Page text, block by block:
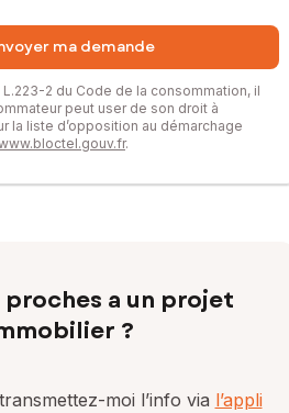
ma demande
L.223-2 du Code de la consommation, il
peut user de son droit à
la liste d’opposition au démarchage
.
proches a un projet
?
moi l’info via l’appli